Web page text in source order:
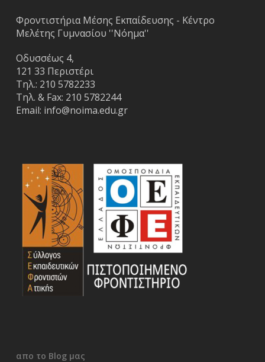
Φροντιστήρια Μέσης Εκπαίδευσης - Κέντρο
Μελέτης Γυμνασίου ''Νόημα''
Οδυσσέως 4,
121 33 Περιστέρι
Τηλ.: 210 5782233
Τηλ. & Fax: 210 5782244
Email: info@noima.edu.gr
απο το Blog μας